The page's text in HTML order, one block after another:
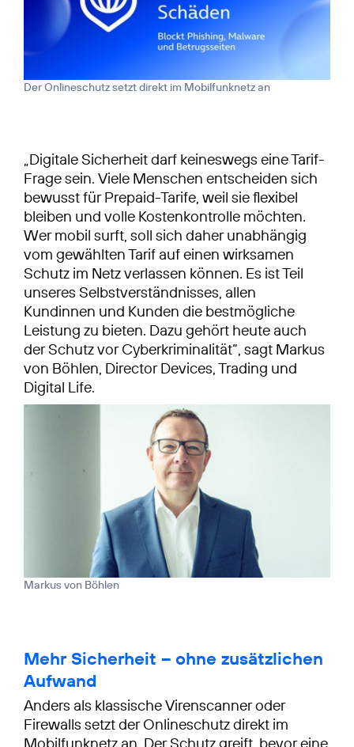
Der Onlineschutz setzt direkt im Mobilfunknetz an
„Digitale Sicherheit darf keineswegs eine Tarif-
Frage sein. Viele Menschen entscheiden sich
bewusst für Prepaid-Tarife, weil sie flexibel
bleiben und volle Kostenkontrolle möchten.
Wer mobil surft, soll sich daher unabhängig
vom gewählten Tarif auf einen wirksamen
Schutz im Netz verlassen können. Es ist Teil
unseres Selbstverständnisses, allen
Kundinnen und Kunden die bestmögliche
Leistung zu bieten. Dazu gehört heute auch
der Schutz vor Cyberkriminalität“, sagt Markus
von Böhlen, Director Devices, Trading und
Digital Life.
Markus von Böhlen
Mehr Sicherheit – ohne zusätzlichen
Aufwand
Anders als klassische Virenscanner oder
Firewalls setzt der Onlineschutz direkt im
Mobilfunknetz an. Der Schutz greift, bevor eine